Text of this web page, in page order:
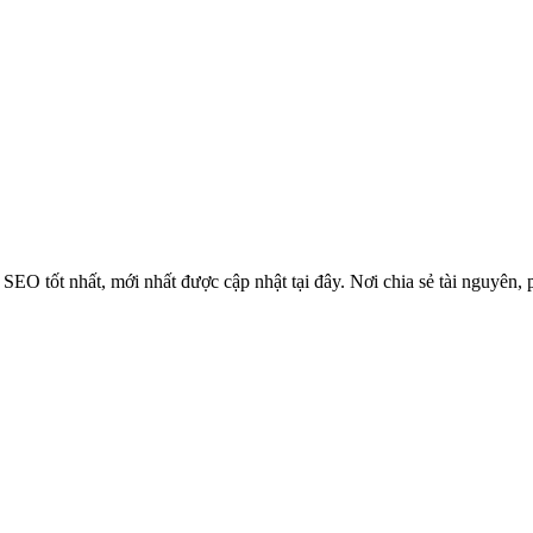
tốt nhất, mới nhất được cập nhật tại đây. Nơi chia sẻ tài nguyên,